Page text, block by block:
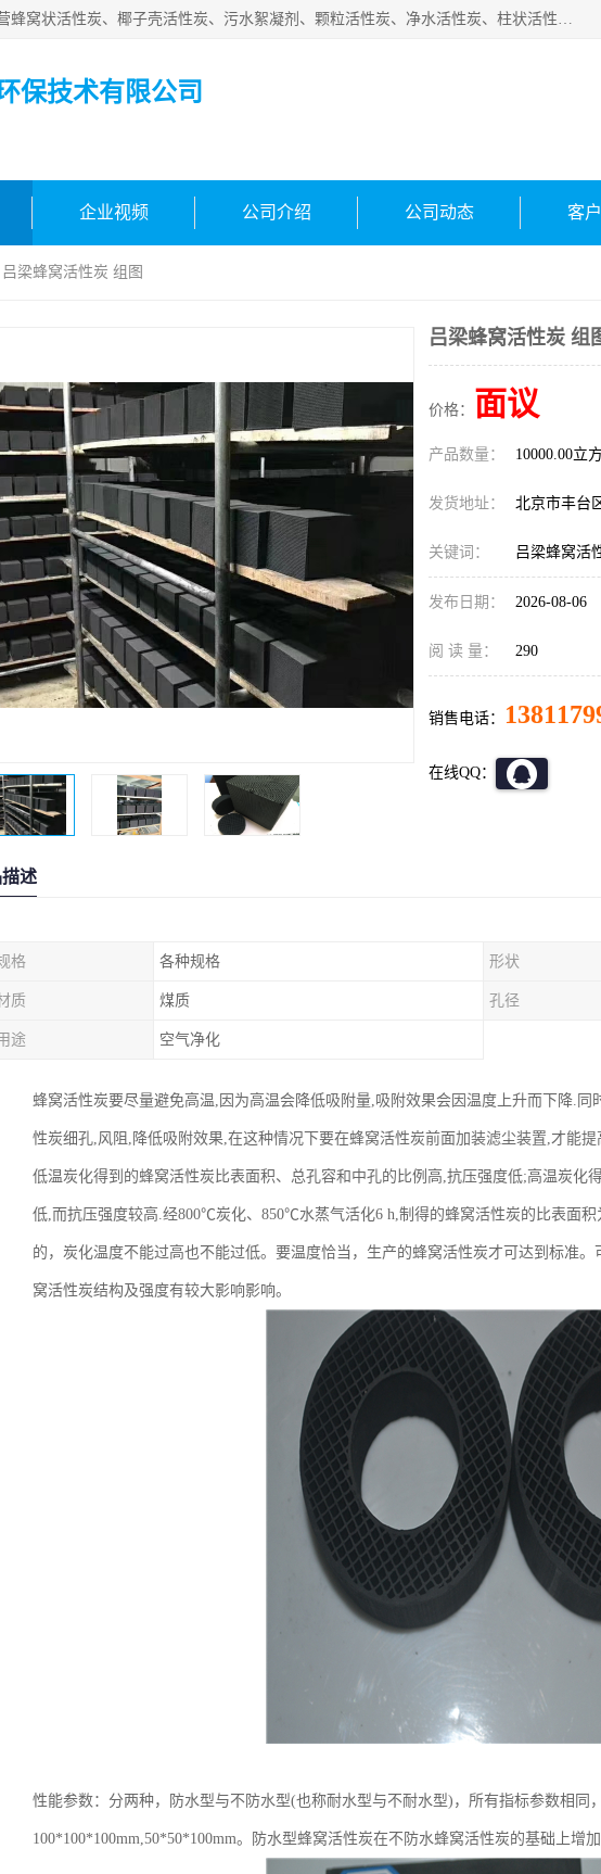
北京中航豫泓环保技术有限公司主要生产经营蜂窝状活性炭、椰子壳活性炭、污水絮凝剂、颗粒活性炭、净水活性炭、柱状活性炭等水处理和空气净化产品，品质信赖、服务保障。是您理想的合作伙伴。欢迎来电咨询！
保技术有限公司
企业视频 公司介绍 公司动态 客
梁蜂窝活性炭 组图
吕梁蜂窝活性炭 组
价格： 面议
产品数量： 10000.00立
发货地址： 北京市丰
关键词： 吕梁蜂窝活
发布日期： 2026-08-06
阅 读 量： 290
销售电话：
在线QQ：
述
格 各种规格 形状
质 煤质 孔径
途 空气净化
蜂窝活性炭要尽量避免高温,因为高温会降低吸附量,吸附效果会因温度上升而下降.
性炭细孔,风阻,降低吸附效果,在这种情况下要在蜂窝活性炭前面加装滤尘装置,才能
低温炭化得到的蜂窝活性炭比表面积、总孔容和中孔的比例高,抗压强度低;高温炭化
低,而抗压强度较高.经800℃炭化、850℃水蒸气活化6 h,制得的蜂窝活性炭的比表面积
的，炭化温度不能过高也不能过低。要温度恰当，生产的蜂窝活性炭才可达到标准
窝活性炭结构及强度有较大影响影响。
性能参数：分两种，防水型与不防水型(也称耐水型与不耐水型)，所有指标参数相同
100*100*100mm,50*50*100mm。防水型蜂窝活性炭在不防水蜂窝活性炭的基础上增